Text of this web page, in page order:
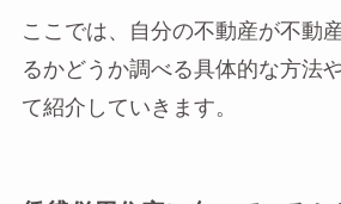
ここでは、自分の不動産が不動
るかどうか調べる具体的な方法
て紹介していきます。